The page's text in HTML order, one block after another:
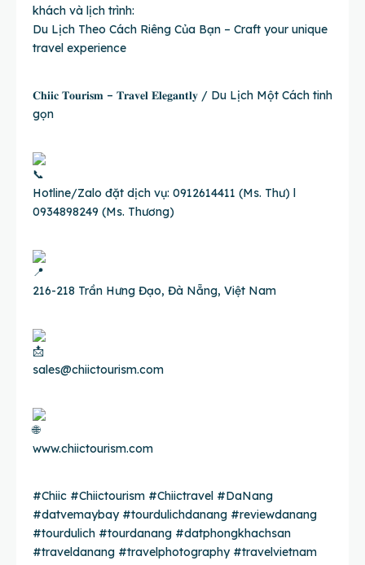
khách và lịch trình:
Du Lịch Theo Cách Riêng Của Bạn – Craft your unique
travel experience
𝐂𝐡𝐢𝐢𝐜 𝐓𝐨𝐮𝐫𝐢𝐬𝐦 – 𝐓𝐫𝐚𝐯𝐞𝐥 𝐄𝐥𝐞𝐠𝐚𝐧𝐭𝐥𝐲 / Du Lịch Một Cách tinh
gọn
Hotline/Zalo đặt dịch vụ: 0912614411 (Ms. Thư) l
0934898249 (Ms. Thương)
216-218 Trần Hưng Đạo, Đà Nẵng, Việt Nam
sales@chiictourism.com
www.chiictourism.com
#Chiic #Chiictourism #Chiictravel #DaNang
#datvemaybay #tourdulichdanang #reviewdanang
#tourdulich #tourdanang #datphongkhachsan
#traveldanang #travelphotography #travelvietnam